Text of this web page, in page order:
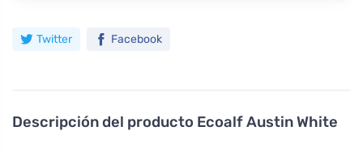
Descripción del producto Ecoalf Austin White
Twitter Facebook